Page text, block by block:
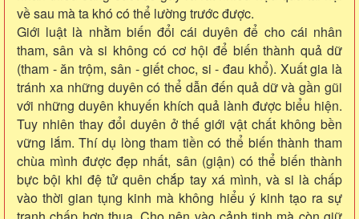
về sau mà ta khó có thể lường trước được.
Giới luật là nhằm biến đổi cái duyên để cho cái nhân
tham, sân và si không có cơ hội để biến thành quả dữ
(tham - ăn trộm, sân - giết choc, si - đau khổ). Xuất gia là
tránh xa những duyên có thể dẫn đến quả dữ và gần gũi
với những duyên khuyến khích quả lành được biểu hiện.
Tuy nhiên thay đổi duyên ở thế giới vật chất không bền
vững lắm. Thí dụ lòng tham tiền có thể biến thành tham
chùa mình được đẹp nhất, sân (giận) có thể biến thành
bực bội khi đệ tử quên chắp tay xá mình, và si là chấp
vào thời gian tụng kinh mà không hiểu ý kinh tạo ra sự